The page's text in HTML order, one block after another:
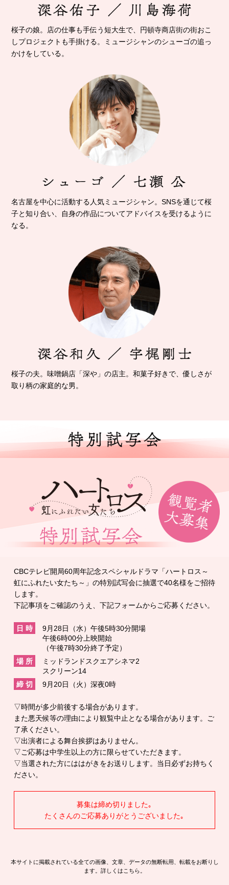
桜子の娘。店の仕事も手伝う短大生で、 円頓寺商店街の街おこ
しプロジェクトも手掛ける。
ミュージシャンのシューゴの追っ
かけをしている。
名古屋を中心に活動する人気ミュージシャン。SNSを通じて桜
子と知り合い、自身の作品についてアドバイスを受けるように
なる。
桜子の夫。味噌鍋店「深や」の店主。和菓子好きで、優しさが
取り柄の家庭的な男。
CBCテレビ開局60周年記念スペシャルドラマ「ハートロス～
虹にふれたい女たち～」の特別試写会に抽選で40名様をご招待
します。
下記事項をご確認のうえ、下記フォームからご応募ください。
日 時
9月28日（水）午後5時30分開場
午後6時00分上映開始
（午後7時30分終了予定）
場 所
ミッドランドスクエアシネマ2
スクリーン14
締 切
9月20日（火）深夜0時
▽時間が多少前後する場合があります。
また悪天候等の理由により観覧中止となる場合があります。ご
了承ください。
▽出演者による舞台挨拶はありません。
▽ご応募は中学生以上の方に限らせていただきます。
▽当選された方にははがきをお送りします。当日必ずお持ちく
ださい。
募集は締め切りました｡
たくさんのご応募ありがとうございました｡
本サイトに掲載されている全ての画像、文章、データの無断転用、転載をお断りし
ます。詳しくはこちら。